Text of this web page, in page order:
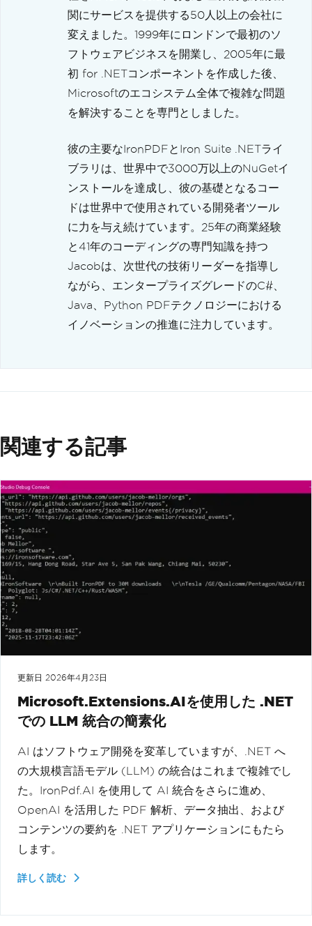
関にサービスを提供する50人以上の会社に
変えました。1999年にロンドンで最初のソ
フトウェアビジネスを開業し、2005年に最
初 for .NETコンポーネントを作成した後、
Microsoftのエコシステム全体で複雑な問題
を解決することを専門としました。
彼の主要なIronPDFとIron Suite .NETライ
ブラリは、世界中で3000万以上のNuGetイ
ンストールを達成し、彼の基礎となるコー
ドは世界中で使用されている開発者ツール
に力を与え続けています。25年の商業経験
と41年のコーディングの専門知識を持つ
Jacobは、次世代の技術リーダーを指導し
ながら、エンタープライズグレードのC#、
Java、Python PDFテクノロジーにおける
イノベーションの推進に注力しています。
関連する記事
更新日 2026年4月23日
Microsoft.Extensions.AIを使用した .NET
での LLM 統合の簡素化
AI はソフトウェア開発を変革していますが、.NET へ
の大規模言語モデル (LLM) の統合はこれまで複雑でし
た。IronPdf.AI を使用して AI 統合をさらに進め、
OpenAI を活用した PDF 解析、データ抽出、および
コンテンツの要約を .NET アプリケーションにもたら
します。
詳しく読む